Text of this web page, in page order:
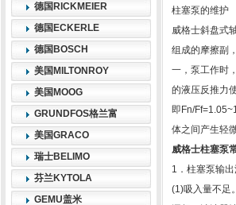
德国RICKMEIER
德国ECKERLE
德国BOSCH
美国MILTONROY
美国MOOG
GRUNDFOS格兰富
美国GRACO
瑞士BELIMO
芬兰KYTOLA
GEMU盖米
柱塞泵的维护
威格士斜盘式
组成的摩擦副
一，泵工作时
的液压反推力
即Fn/
体之间产生轻
威格士柱塞泵
1．柱塞泵输
(1)吸入量不足